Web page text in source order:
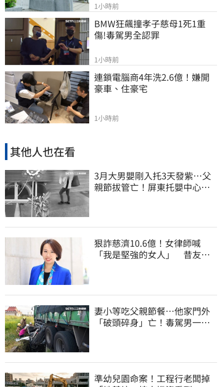
1小時前
BMW狂飆撞孝子慈母1死1重
傷!毒駕男全認罪
1小時前
連鎖電腦商4年洗2.6億！嫌開
豪車、住豪宅
1小時前
其他人也在看
3月大男嬰剛入托3天發紫…父
親節拔管亡！屏東托嬰中心回9
狠詐慈濟10.6億！女律師喊
「我是堅強的女人」 昔友人
妻小等吃父親節餐⋯他家門外
「破頭碎身」亡！毒駕男一路
準幼兒園命案！工程行老闆掉